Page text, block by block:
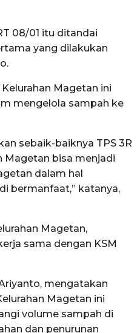
08/01 itu ditandai
yang dilakukan
Magetan ini
mengelola sampah ke
sebaik-baiknya TPS 3R
Magetan bisa menjadi
dalam hal
bermanfaat,” katanya,
Magetan,
sama dengan KSM
mengatakan
Magetan ini
volume sampah di
dan penurunan